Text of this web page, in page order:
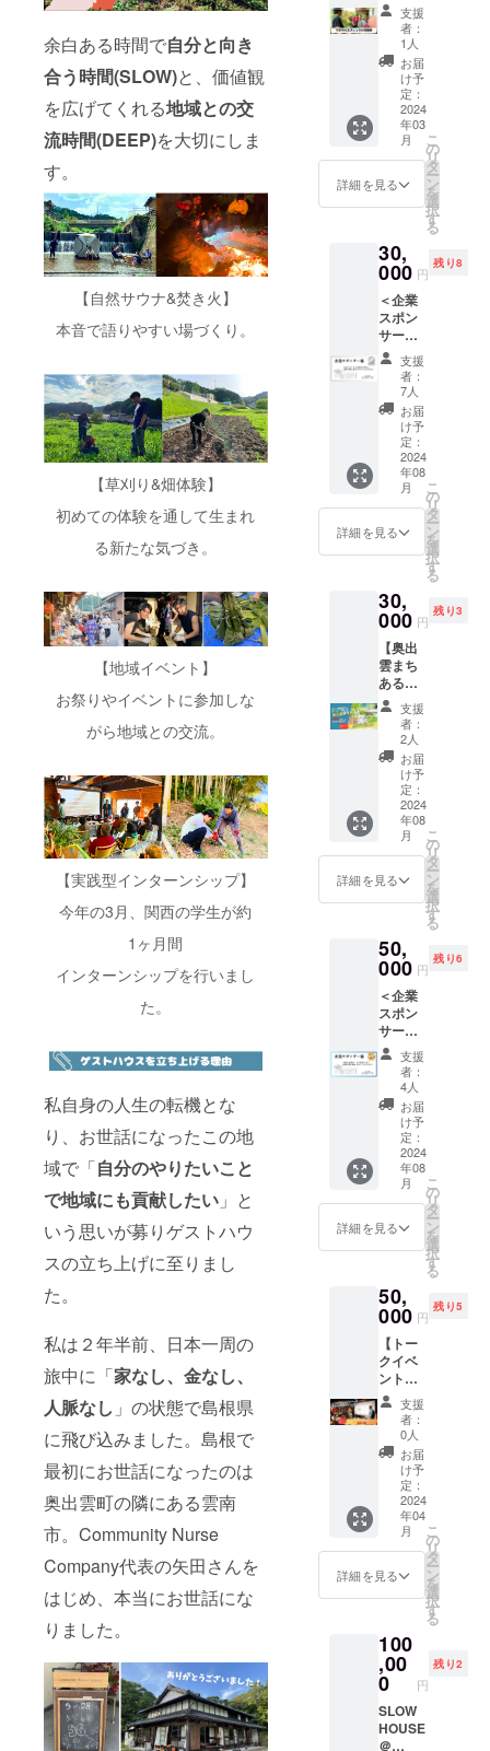
余白ある時間で自分と向き
合う時間(SLOW)と、価値観
を広げてくれる地域との交
流時間(DEEP)を大切にしま
す。
【自然サウナ&焚き火】
本音で語りやすい場づくり。
【草刈り&畑体験】
初めての体験を通して生まれ
る新たな気づき。
【地域イベント】
お祭りやイベントに参加しな
がら地域との交流。
【実践型インターンシップ】
今年の3月、関西の学生が約
1ヶ月間
インターンシップを行いまし
た。
私自身の人生の転機とな
り、お世話になったこの地
域で「自分のやりたいこと
で地域にも貢献したい 」と
いう思いが募りゲストハウ
スの立ち上げに至りまし
た。
私は２年半前、日本一周の
旅中に「家なし、金なし、
人脈なし 」の状態で島根県
に飛び込みました。島根で
最初にお世話になったのは
奥出雲町の隣にある雲南
市。Community Nurse
Company代表の矢田さんを
はじめ、本当にお世話にな
りました。
いただ
いたこ
とは他
の人に
はみら
れませ
んので
ご安心
くださ
プロ
ジェク
期間中
から可
能で
す。
2024年
1月から
予定調
整をさ
せてい
ただき
ます。
※日程調
整は
メール
にてさ
せてい
ただき
ますの
で、見
のない
ようご
注意く
ださ
い。
◆お名
前、簡
単なプ
ロ
フィー
ルを備
考欄に
ご記入
くださ
お書き
いただ
に人に
はみら
れませ
んので
ご安心
くださ
い。 ◆
プロ
ジェク
ト実施
期間中
から可
能で
す。
2024年
予定調
整をさ
ただき
ます。
※日程調
整は
メール
にてさ
せてい
ただき
ますの
で、見
落とし
のない
ようご
注意く
ださ
い。
をお願
いしま
す！
◆U-30
の若者
が利用
した
際、お
礼の写
メッ
セージ
HOUSE
のSNS
で公開
しま
す。
または
SNSに
てご使
用日、
ご使用
用途に
ついて
ご案内
させて
いただ
きま
前をご
記入く
い。
い。
一緒に
DIY体
験！】
プロの
大工さ
んの改
修する
姿や一
緒にで
きるDIY
であな
たもス
ロハの
り！本
格的な
現場を
見る経
験や、
自分が
手がけ
た一部
分を
作って
自慢し
よう！1
チケッ
ト2名ま
でご参
加いた
だけま
動も大
変だと
思うの
で居住
地を伺
い、個
別に日
程を相
談して
決めま
す。基
本土日
の3時間
(午前:9-
12時、
午
後:13-
16時)で
最大5名
予定し
ていま
す。 ◆
工具な
どは全
てこち
らで準
備しま
す。動
きやす
く、怪
我しな
いよう
な服装
でタオ
スクを
持参し
◆金吉
屋のDIY
を仕
切った
大工の
兄さん
が教え
てくれ
ます！
◆教え
てもら
える日
程は限
られて
いるの
定15
名】と
きま
す。 ◆
備考欄
にお名
前をご
記入く
支援
者：
1人
お届
け予
定：
2024
年03
月
詳細を見る
こ
の
リ
タ
ー
ン
を
選
択
す
る
30,
000 円
残り8
＜企業
スポン
サー様
＞
SLOW
HOUSE
＠
okuizu
moの共
有ス
ペース
壁に、
木材
（2cm×
10cm程
度）に
を印字
して飾
らせて
いただ
きま
す。ま
たチラ
シやパ
ンフ
レット
を1年間
置かせ
ていた
だきま
す。 ◆
送料は
自己負
了承く
ださ
い。 ◆
正式な
企業
名、氏
名を備
考欄に
記載く
ださ
い。後
日メー
ルにて
確認連
絡をさ
せてい
ただき
反する
内容は
お受け
できま
せんの
でご了
承くだ
さい。
支援
者：
7人
お届
け予
定：
2024
年08
月
詳細を見る
こ
の
リ
タ
ー
ン
を
選
択
す
る
30,
000 円
残り3
【奥出
雲まち
あるき
プラ
ン】
SLOW
HOUSE
@okuiz
umo
オー
ナー&地
域おこ
し協力
隊のゴ
ロー
が、奥
すすめ
スポッ
トをご
案内し
ます！
地域プ
レイ
ヤーと
繋いだ
り、地
域体験
を入れ
たり
と、
DEEPな
奥出雲
を体感
て企画
する特
別リ
ターン
です！
＼こん
な方に
おすす
め／ ・
DEEPな
奥出雲
を知り
たい
方！ ・
地域プ
レイ
ヤーと
地域お
こし協
力隊の
方な
ど、ま
ちづく
支援
者：
2人
お届
け予
定：
2024
年08
月
詳細を見る
こ
の
リ
タ
ー
ン
を
選
択
す
る
50,
000 円
残り6
＜企業
スポン
サー様
＞
SLOW
HOUSE
＠
okuizu
moの共
有ス
ペース
にロゴ
を刻印
した木
材プ
レート
10cm程
度）を
掲載い
たしま
す。ま
たチラ
シやパ
ンフ
レット
を1年間
置かせ
ていた
だきま
す。 ◆
送料は
自己負
担とな
ださ
い。 ◆
正式な
企業名
を備考
欄に記
支援
者：
4人
お届
け予
定：
2024
年08
月
詳細を見る
こ
の
リ
タ
ー
ン
を
選
択
す
る
50,
000 円
残り5
【トー
クイベ
ント登
壇チ
ケッ
ト】 あ
なたの
町へ、
気仙沼
のスロ
ハメン
バーが
お話し
に行き
ます！
SLOW
@kese
nnuma
の1年分
のデー
タとと
もに、
SLOW
支援
者：
0人
お届
け予
定：
2024
年04
月
詳細を見る
こ
の
リ
タ
ー
ン
を
選
択
す
る
100
,00
0 円
残り2
SLOW
HOUSE
＠